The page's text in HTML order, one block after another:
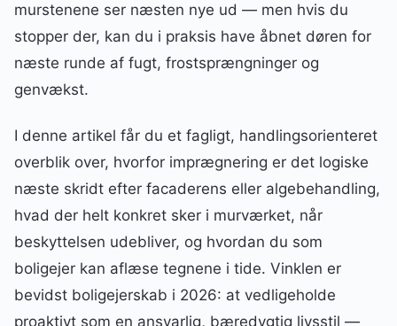
murstenene ser næsten nye ud — men hvis du
stopper der, kan du i praksis have åbnet døren for
næste runde af fugt, frostsprængninger og
genvækst.
I denne artikel får du et fagligt, handlingsorienteret
overblik over, hvorfor imprægnering er det logiske
næste skridt efter facaderens eller algebehandling,
hvad der helt konkret sker i murværket, når
beskyttelsen udebliver, og hvordan du som
boligejer kan aflæse tegnene i tide. Vinklen er
bevidst boligejerskab i 2026: at vedligeholde
proaktivt som en ansvarlig, bæredygtig livsstil —